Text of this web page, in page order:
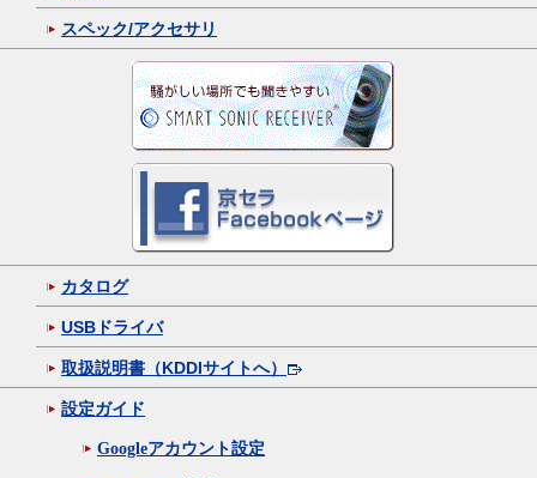
スペック/アクセサリ
カタログ
USBドライバ
取扱説明書（KDDIサイトへ）
設定ガイド
Googleアカウント設定